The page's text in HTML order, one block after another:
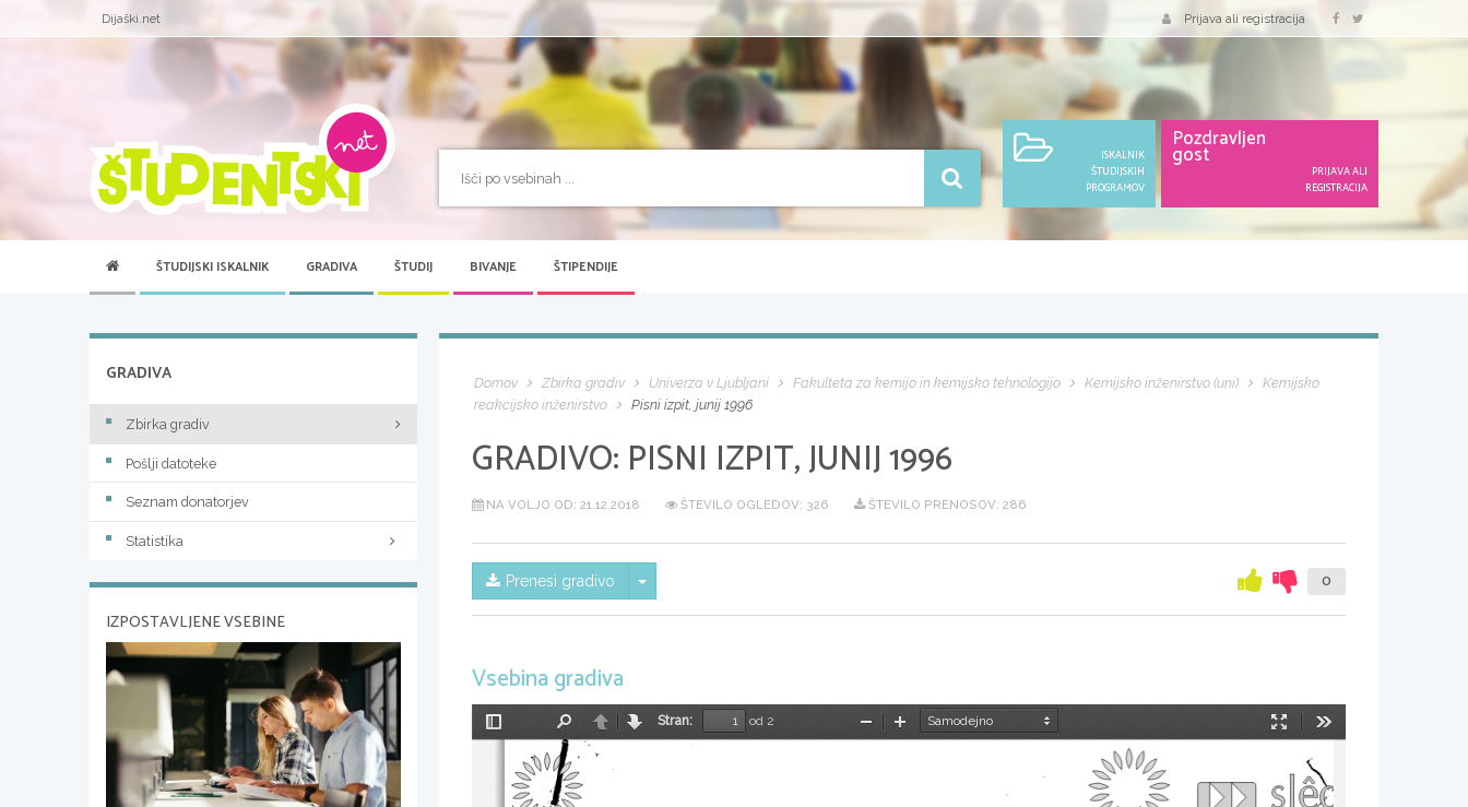
Dijaški.net Prijava ali registracija
ISKALNIK
ŠTUDIJSKIH
PROGRAMOV
Pozdravljen
gost
PRIJAVA ALI
REGISTRACIJA
ŠTUDIJSKI ISKALNIK GRADIVA ŠTUDIJ BIVANJE ŠTIPENDIJE
Domov Zbirka gradiv Univerza v Ljubljani Fakulteta za kemijo in kemijsko tehnologijo Kemijsko inženirstvo (uni)
Kemijsko
reakcijsko inženirstvo
Pisni izpit, junij 1996
GRADIVO: PISNI IZPIT, JUNIJ 1996
NA VOLJO OD: 21.12.2018 ŠTEVILO OGLEDOV: 326 ŠTEVILO PRENOSOV: 286
Prenesi gradivo Skrij/prikaži meni 0
Vsebina gradiva
Preklopi
vrstico
NazajNaprej
Stran:
od 2
Način
PomanjšajPovečaj
GRADIVA
Zbirka gradiv
Pošlji datoteke
Seznam donatorjev
Statistika
IZPOSTAVLJENE VSEBINE